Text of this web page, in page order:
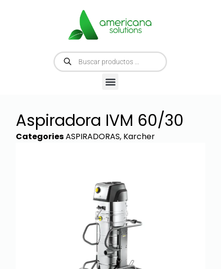
Aspiradora IVM 60/30
CategoriesASPIRADORAS, Karcher